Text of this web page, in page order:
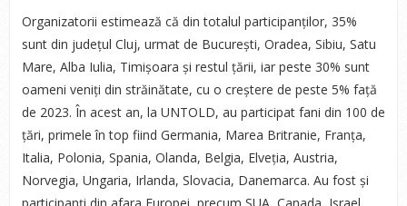
Organizatorii estimează că din totalul participanților, 35%
sunt din județul Cluj, urmat de București, Oradea, Sibiu, Satu
Mare, Alba Iulia, Timișoara și restul țării, iar peste 30% sunt
oameni veniți din străinătate, cu o creștere de peste 5% față
de 2023. În acest an, la UNTOLD, au participat fani din 100 de
țări, primele în top fiind Germania, Marea Britranie, Franța,
Italia, Polonia, Spania, Olanda, Belgia, Elveția, Austria,
Norvegia, Ungaria, Irlanda, Slovacia, Danemarca. Au fost și